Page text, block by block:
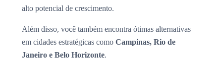
alto potencial de crescimento.
Além disso, você também encontra ótimas alternativas
em cidades estratégicas como Campinas, Rio de
Janeiro e Belo Horizonte.